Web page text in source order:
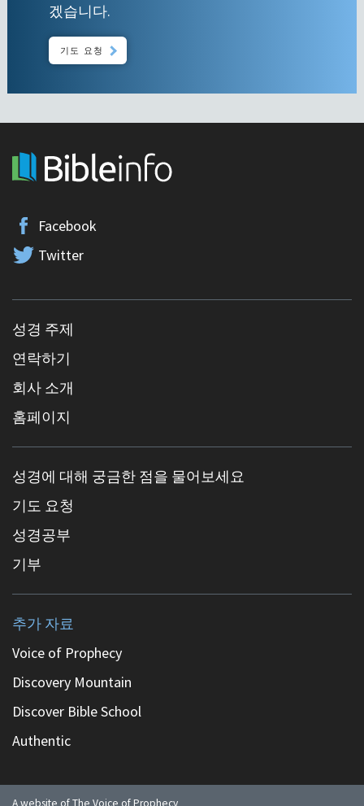
겠습니다.
기도 요청
Facebook
Twitter
성경 주제
연락하기
회사 소개
홈페이지
성경에 대해 궁금한 점을 물어보세요
기도 요청
성경공부
기부
추가 자료
Voice of Prophecy
Discovery Mountain
Discover Bible School
Authentic